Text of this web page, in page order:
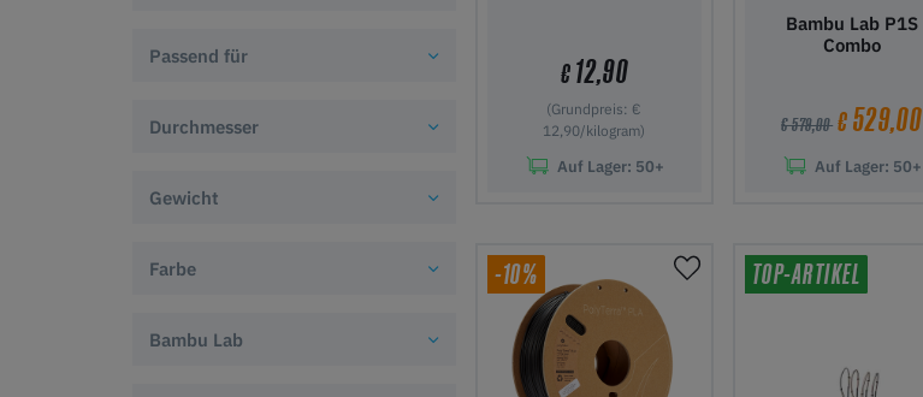
Passend für
Durchmesser
Gewicht
Farbe
Bambu Lab
€12,90
(Grundpreis: €
12,90/kilogram)
Auf Lager: 50+
Bambu Lab P1S
Combo
€ 579,00 €529,00
Auf Lager: 50+
-10% TOP-ARTIKEL